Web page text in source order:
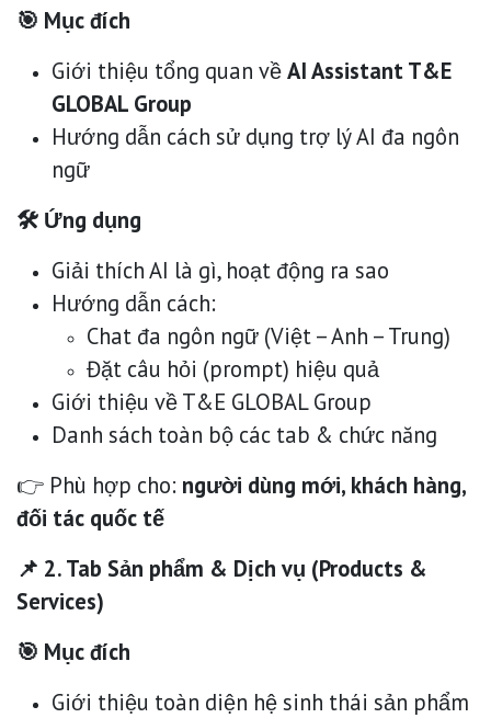
🎯 Mục đích
Giới thiệu tổng quan vềAI Assistant T&E
GLOBAL Group
Hướng dẫn cách sử dụng trợ lý AI đa ngôn
ngữ
🛠 Ứng dụng
Giải thích AI là gì, hoạt động ra sao
Hướng dẫn cách:
Chat đa ngôn ngữ (Việt – Anh – Trung)
Đặt câu hỏi (prompt) hiệu quả
Giới thiệu về T&E GLOBAL Group
Danh sách toàn bộ các tab & chức năng
👉 Phù hợp cho: người dùng mới, khách hàng,
đối tác quốc tế
📌 2. Tab Sản phẩm & Dịch vụ (Products &
Services)
🎯 Mục đích
Giới thiệu toàn diện hệ sinh thái sản phẩm